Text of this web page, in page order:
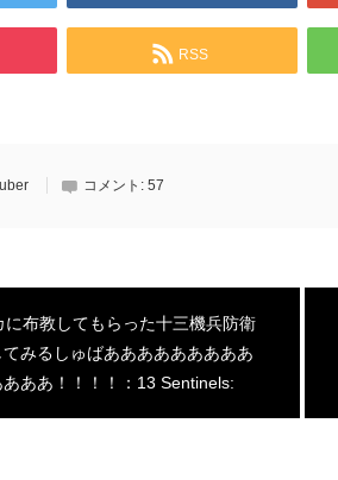
RSS
コメント: 57
に布教してもらった十三機兵防衛
みるしゅばあああああああああ
ああ！！！！：13 Sentinels: